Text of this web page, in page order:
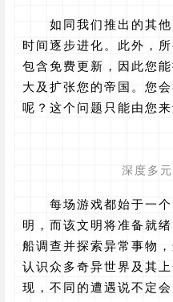
如同我们推出的其他
时间逐步进化。此外，
包含免费更新，因此您
大及扩张您的帝国。您
呢？这个问题只能由您来
深度多
每场游戏都始于一个
明，而该文明将准备就
船调查并探索异常事物
认识众多奇异世界及其
现，不同的遭遇说不定